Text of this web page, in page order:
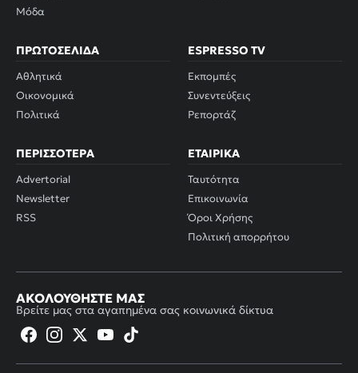
Μόδα
ΠΡΩΤΟΣΈΛΙΔΑ
Αθλητικά
Οικονομικά
Πολιτικά
ESPRESSO TV
Εκπομπές
Συνεντεύξεις
Ρεπορτάζ
ΠΕΡΙΣΣΌΤΕΡΑ
Advertorial
Newsletter
RSS
ΕΤΑΙΡΙΚΆ
Ταυτότητα
Επικοινωνία
Όροι Χρήσης
Πολιτική απορρήτου
ΑΚΟΛΟΥΘΉΣΤΕ ΜΑΣ
Βρείτε μας στα αγαπημένα σας κοινωνικά δίκτυα